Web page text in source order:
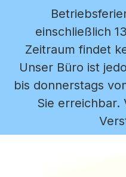
Zum Hauptinhalt springen
einschließlich
Zeitraum findet
Unser Büro ist
bis donnerstags
Sie erreichbar.